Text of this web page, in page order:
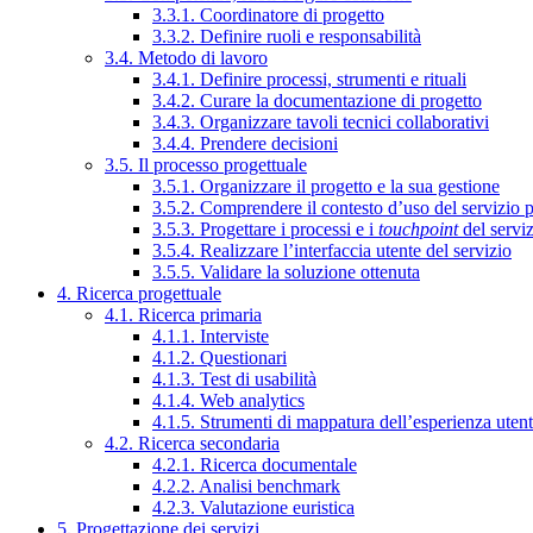
3.3.1. Coordinatore di progetto
3.3.2. Definire ruoli e responsabilità
3.4. Metodo di lavoro
3.4.1. Definire processi, strumenti e rituali
3.4.2. Curare la documentazione di progetto
3.4.3. Organizzare tavoli tecnici collaborativi
3.4.4. Prendere decisioni
3.5. Il processo progettuale
3.5.1. Organizzare il progetto e la sua gestione
3.5.2. Comprendere il contesto d’uso del servizio
3.5.3. Progettare i processi e i touchpointdel
3.5.4. Realizzare l’interfaccia utente del servizio
3.5.5. Validare la soluzione ottenuta
4. Ricerca progettuale
4.1. Ricerca primaria
4.1.1. Interviste
4.1.2. Questionari
4.1.3. Test di usabilità
4.1.4. Web analytics
4.1.5. Strumenti di mappatura dell’esperienza
4.2. Ricerca secondaria
4.2.1. Ricerca documentale
4.2.2. Analisi benchmark
4.2.3. Valutazione euristica
5. Progettazione dei servizi